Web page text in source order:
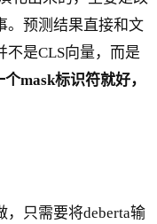
。预测结果直接和文
是CLS向量，而是
mask标识符就好，
，只需要将deberta输